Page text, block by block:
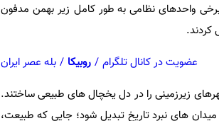
واحدهای نظامی به طور کامل زیر بهمن مدفون
کردند.
عضویت در کانال تلگرام / روبیکا / بله عصر ایران
زیرزمینی را در دل یخچال های طبیعی ساختند.
های نبرد تاریخ تبدیل شود؛ جایی که طبیعت،